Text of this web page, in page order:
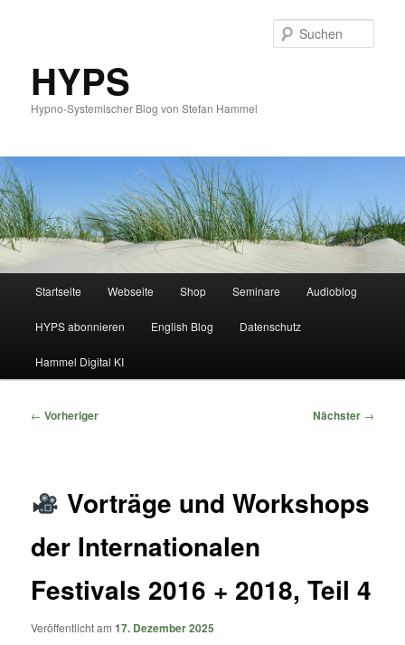
HYPS
Hypno-Systemischer Blog von Stefan Hammel
Zum
primären
Inhalt
springen
Zum
sekundären
Inhalt
springen
Startseite Webseite Shop Seminare Audioblog
HYPS abonnieren English Blog Datenschutz
Hammel Digital KI
Beitragsnavigation
← Vorheriger Nächster →
Vorträge und Workshops
der Internationalen
Festivals 2016 + 2018, Teil 4
Veröffentlicht am17. Dezember 2025